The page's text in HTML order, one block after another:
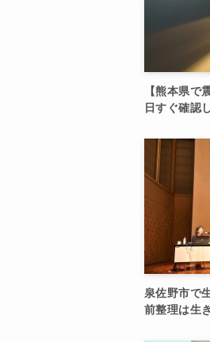
【熊本県で
日すぐ確認
泉佐野市で
前整理は生